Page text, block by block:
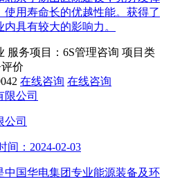
使用寿命长的优越性能。获得了
具有较大的影响力。
服务项目：6S管理咨询 项目类
价
在线咨询 在线咨询
公司
间：2024-02-03
中国华电集团专业能源装备及环